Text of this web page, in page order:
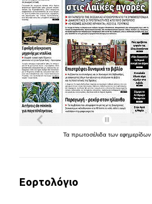
Τα πρωτοσέλιδα των εφημερίδων
Εορτολόγιο